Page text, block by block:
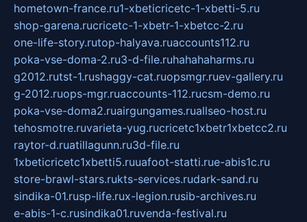
hometown-france.ru1-xbeticricetc-1-xbetti-5.ru
shop-garena.rucricetc-1-xbetr-1-xbetcc-2.ru
one-life-story.rutop-halyava.ruaccounts112.ru
poka-vse-doma-2.ru3-d-file.ruhahahaharms.ru
g2012.rutst-1.rushaggy-cat.ruopsmgr.ruev-gallery.ru
g-2012.ruops-mgr.ruaccounts-112.rucsm-demo.ru
poka-vse-doma2.ruairgungames.ruallseo-host.ru
tehosmotre.ruvarieta-yug.rucricetc1xbetr1xbetcc2.ru
raytor-d.ruatillagunn.ru3d-file.ru
1xbeticricetc1xbetti5.ruuafoot-statti.rue-abis1c.ru
store-brawl-stars.rukts-services.rudark-sand.ru
sindika-01.rusp-life.rux-legion.rusib-archives.ru
e-abis-1-c.rusindika01.ruvenda-festival.ru